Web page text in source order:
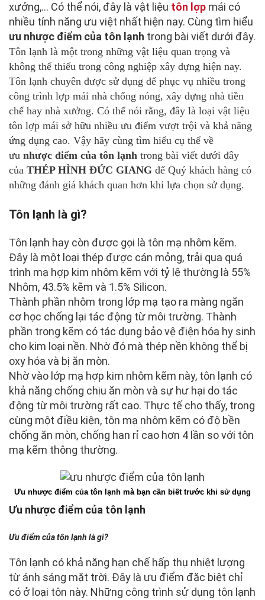
xưởng,… Có thể nói, đây là vật liệu tôn lợp mái có
nhiều tính năng ưu việt nhất hiện nay. Cùng tìm hiểu
ưu nhược điểm của tôn lạnh trong bài viết dưới đây.
Tôn lạnh là một trong những vật liệu quan trọng và
không thể thiếu trong công nghiệp xây dựng hiện nay.
Tôn lạnh chuyên được sử dụng để phục vụ nhiều trong
công trình lợp mái nhà chống nóng, xây dựng nhà tiền
chế hay nhà xưởng. Có thể nói rằng, đây là loại vật liệu
tôn lợp mái sở hữu nhiều ưu điểm vượt trội và khả năng
ứng dụng cao. Vậy hãy cùng tìm hiểu cụ thể về
ưu nhược điểm của tôn lạnh trong bài viết dưới đây
của THÉP HÌNH ĐỨC GIANG để Quý khách hàng có
những đánh giá khách quan hơn khi lựa chọn sử dụng.
Tôn lạnh là gì?
Tôn lạnh hay còn được gọi là tôn mạ nhôm kẽm.
Đây là một loại thép được cán mỏng, trải qua quá
trình mạ hợp kim nhôm kẽm với tỷ lệ thường là 55%
Nhôm, 43.5% kẽm và 1.5% Silicon.
Thành phần nhôm trong lớp mạ tạo ra màng ngăn
cơ học chống lại tác động từ môi trường. Thành
phần trong kẽm có tác dụng bảo vệ điện hóa hy sinh
cho kim loại nền. Nhờ đó mà thép nền không thể bị
oxy hóa và bị ăn mòn.
Nhờ vào lớp mạ hợp kim nhôm kẽm này, tôn lạnh có
khả năng chống chịu ăn mòn và sự hư hại do tác
động từ môi trường rất cao. Thực tế cho thấy, trong
cùng một điều kiện, tôn mạ nhôm kẽm có độ bền
chống ăn mòn, chống han rỉ cao hơn 4 lần so với tôn
mạ kẽm thông thường.
Ưu nhược điểm của tôn lạnh mà bạn cần biết trước khi sử dụng
Ưu nhược điểm của tôn lạnh
Ưu điểm của tôn lạnh là gì?
Tôn lạnh có khả năng hạn chế hấp thụ nhiệt lượng
từ ánh sáng mặt trời. Đây là ưu điểm đặc biệt chỉ
có ở loại tôn này. Những công trình sử dụng tôn lạnh